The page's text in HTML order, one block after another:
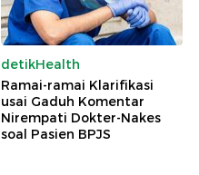
detikHealth
Ramai-ramai Klarifikasi
usai Gaduh Komentar
Nirempati Dokter-Nakes
soal Pasien BPJS